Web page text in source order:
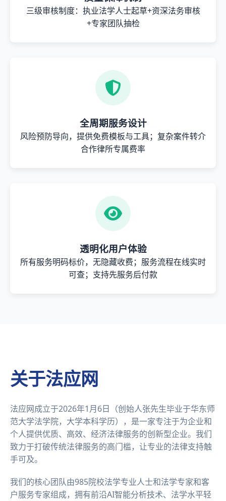
三级审核制度：执业法学人士起草+资深法务审核
+专家团队抽检
全周期服务设计
风险预防导向，提供免费模板与工具；复杂案件转介
合作律所专属费率
透明化用户体验
所有服务明码标价，无隐藏收费；服务流程在线实时
可查；支持先服务后付款
关于法应网
法应网成立于2026年1月6日（创始人张先生毕业于华东师
范大学法学院，大学本科学历），是一家专注于为企业和
个人提供优质、高效、经济法律服务的创新型企业。我们
致力于打破传统法律服务的高门槛，让专业的法律支持触
手可及。
我们的核心团队由985院校法学专业人士和法学专家和客
户服务专家组成，拥有前沿AI智能分析技术、法学水平轻